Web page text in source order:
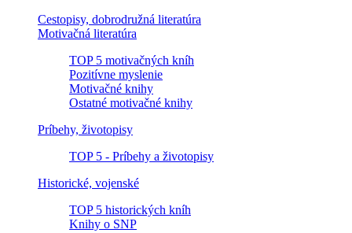
Cestopisy, dobrodružná literatúra
Motivačná literatúra
TOP 5 motivačných kníh
Pozitívne myslenie
Motivačné knihy
Ostatné motivačné knihy
Príbehy, životopisy
TOP 5 - Príbehy a životopisy
Historické, vojenské
TOP 5 historických kníh
Knihy o SNP